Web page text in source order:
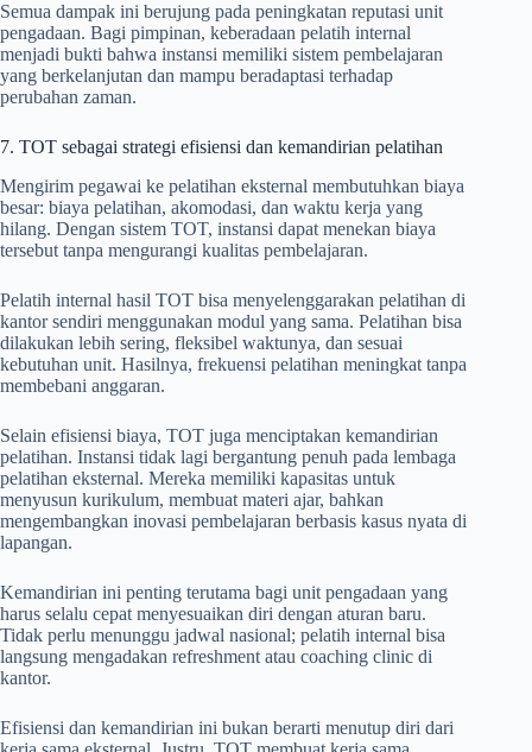
Semua dampak ini berujung pada peningkatan reputasi unit
pengadaan. Bagi pimpinan, keberadaan pelatih internal
menjadi bukti bahwa instansi memiliki sistem pembelajaran
yang berkelanjutan dan mampu beradaptasi terhadap
perubahan zaman.
7. TOT sebagai strategi efisiensi dan kemandirian pelatihan
Mengirim pegawai ke pelatihan eksternal membutuhkan biaya
besar: biaya pelatihan, akomodasi, dan waktu kerja yang
hilang. Dengan sistem TOT, instansi dapat menekan biaya
tersebut tanpa mengurangi kualitas pembelajaran.
Pelatih internal hasil TOT bisa menyelenggarakan pelatihan di
kantor sendiri menggunakan modul yang sama. Pelatihan bisa
dilakukan lebih sering, fleksibel waktunya, dan sesuai
kebutuhan unit. Hasilnya, frekuensi pelatihan meningkat tanpa
membebani anggaran.
Selain efisiensi biaya, TOT juga menciptakan kemandirian
pelatihan. Instansi tidak lagi bergantung penuh pada lembaga
pelatihan eksternal. Mereka memiliki kapasitas untuk
menyusun kurikulum, membuat materi ajar, bahkan
mengembangkan inovasi pembelajaran berbasis kasus nyata di
lapangan.
Kemandirian ini penting terutama bagi unit pengadaan yang
harus selalu cepat menyesuaikan diri dengan aturan baru.
Tidak perlu menunggu jadwal nasional; pelatih internal bisa
langsung mengadakan refreshment atau coaching clinic di
kantor.
Efisiensi dan kemandirian ini bukan berarti menutup diri dari